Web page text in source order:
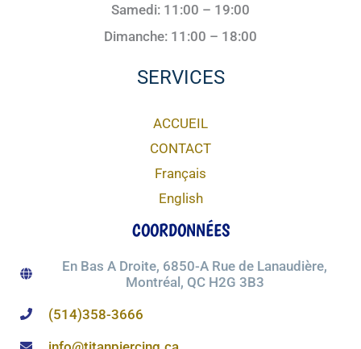
Samedi: 11:00 – 19:00
Dimanche: 11:00 – 18:00
SERVICES
ACCUEIL
CONTACT
Français
English
COORDONNÉES
En Bas A Droite, 6850-A Rue de Lanaudière,
Montréal, QC H2G 3B3
(514)358-3666